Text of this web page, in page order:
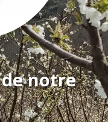
notre